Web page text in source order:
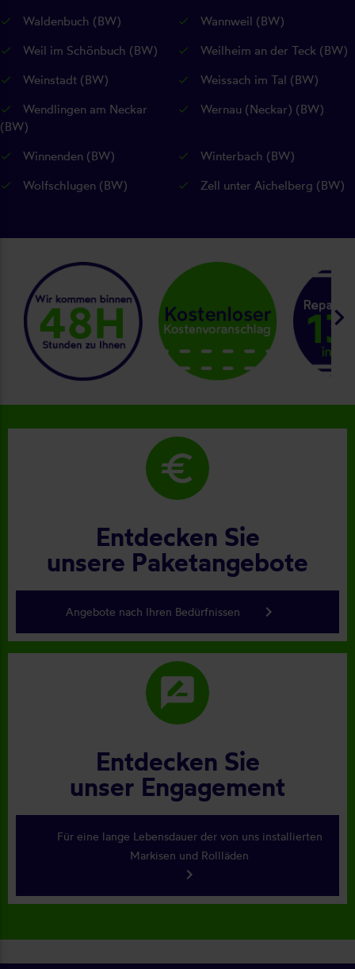
Waldenbuch (BW)
Wannweil (BW)
Weil im Schönbuch (BW)
Weilheim an der Teck (BW)
Weinstadt (BW)
Weissach im Tal (BW)
Wendlingen am Neckar
(BW)
Wernau (Neckar) (BW)
Winnenden (BW)
Winterbach (BW)
Wolfschlugen (BW)
Zell unter Aichelberg (BW)
keyboard_arrow_right
euro
Entdecken Sie
unsere Paketangebote
Angebote nach Ihren Bedürfnissen keyboard_arrow_right
rate_review
Entdecken Sie
unser Engagement
Für eine lange Lebensdauer der von uns installierten
Markisen und Rollläden
keyboard_arrow_right